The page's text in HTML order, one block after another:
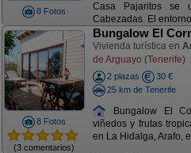
8 Fotos
Casa Pajaritos se
Cabezadas. El
8 Fotos
(3 comentarios)
Bungalow El
Vivienda turística en
de Arguayo (Tenerife)
2 plazas
30 €
25 km de Tenerife
Bungalow El
viñedos y frutas
en La Hidalga, Arafo,